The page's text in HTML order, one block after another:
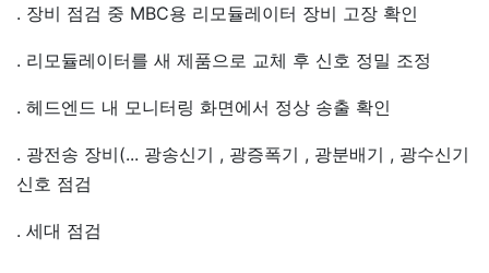
. 장비 점검 중 MBC용 리모듈레이터 장비 고장 확인
. 리모듈레이터를 새 제품으로 교체 후 신호 정밀 조정
. 헤드엔드 내 모니터링 화면에서 정상 송출 확인
. 광전송 장비(... 광송신기 , 광증폭기 , 광분배기 , 광수신기
신호 점검
. 세대 점검